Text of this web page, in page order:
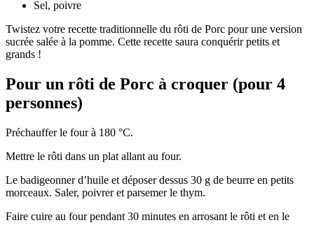
Sel, poivre
Twistez votre recette traditionnelle du rôti de Porc pour une version
sucrée salée à la pomme. Cette recette saura conquérir petits et
grands !
Pour un rôti de Porc à croquer (pour 4
personnes)
Préchauffer le four à 180 °C.
Mettre le rôti dans un plat allant au four.
Le badigeonner d’huile et déposer dessus 30 g de beurre en petits
morceaux. Saler, poivrer et parsemer le thym.
Faire cuire au four pendant 30 minutes en arrosant le rôti et en le